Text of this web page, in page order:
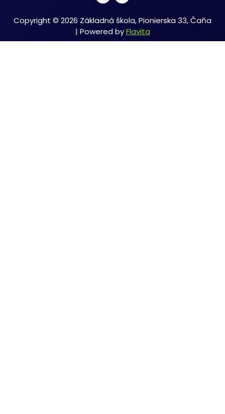
Copyright © 2026 Základná škola, Pionierska 33, Čaňa
| Powered byFlavita